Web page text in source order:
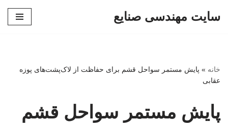
سایت مهندسی صنایع
خانه » پایش مستمر سواحل قشم برای حفاظت از لاک‌پشت‌های پوزه
عقابی
پایش مستمر سواحل قشم